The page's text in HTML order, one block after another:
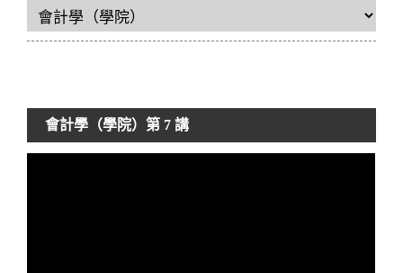
會計學（學院）第 7 講